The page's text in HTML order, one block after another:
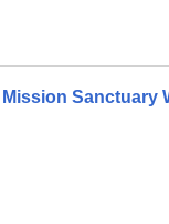
Sanctuary